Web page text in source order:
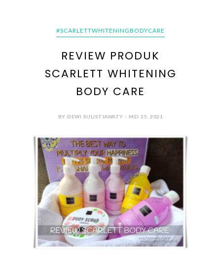
#SCARLETTWHITENINGBODYCARE
REVIEW PRODUK
SCARLETT WHITENING
BODY CARE
BY DEWI SULISTIAWATY - MEI 25, 2021